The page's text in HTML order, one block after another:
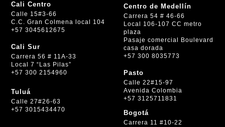
Cali Centro
Calle 15#3-66
C.C. Gran Colmena local 104
+57 3045612675
Cali Sur
Carrera 56 # 11A-33
Local 7 “Las Pilas”
+57 300 2154960
Tuluá
Calle 27#26-63
+57 3015434470
Centro de Medellín
Carrera 54 # 46-66
Local 106-107 CC metro
plaza
Pasaje comercial Boulevard
casa dorada
+57 300 8035773
Pasto
Calle 22#15-97
Avenida Colombia
+57 3125711831
Bogotá
Carrera 11 #10-22